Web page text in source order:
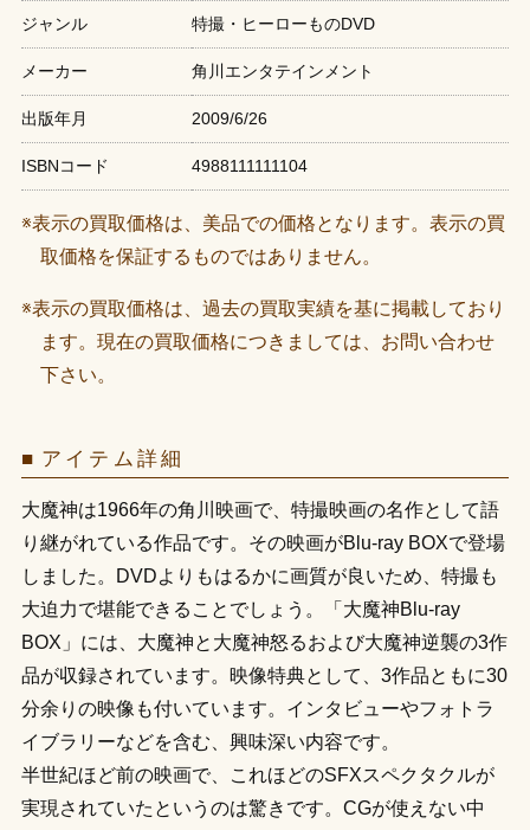
ジャンル 特撮・ヒーローものDVD
メーカー 角川エンタテインメント
出版年月 2009/6/26
ISBNコード 4988111111104
※表示の買取価格は、美品での価格となります。表示の買
取価格を保証するものではありません。
※表示の買取価格は、過去の買取実績を基に掲載しており
ます。現在の買取価格につきましては、お問い合わせ
下さい。
アイテム詳細
大魔神は1966年の角川映画で、特撮映画の名作として語
り継がれている作品です。その映画がBlu-ray BOXで登場
しました。DVDよりもはるかに画質が良いため、特撮も
大迫力で堪能できることでしょう。「大魔神Blu-ray
BOX」には、大魔神と大魔神怒るおよび大魔神逆襲の3作
品が収録されています。映像特典として、3作品ともに30
分余りの映像も付いています。インタビューやフォトラ
イブラリーなどを含む、興味深い内容です。
半世紀ほど前の映画で、これほどのSFXスペクタクルが
実現されていたというのは驚きです。CGが使えない中